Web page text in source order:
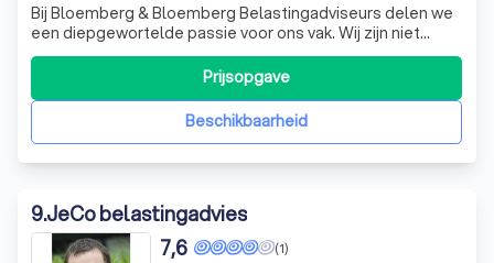
Bij Bloemberg & Bloemberg Belastingadviseurs delen we
een diepgewortelde passie voor ons vak. Wij zijn niet
alleen uw boekhouder of belastingadviseur; wij zijn uw
betrokken partner in elke fase van uw onderneming. Met
jarenlange ervaring en een team dat zich kenmerkt door
deskundigheid en toegankeliBeschikbaarheid
Prijsopgave
9.JeCo belastingadvies
(1)
7,6